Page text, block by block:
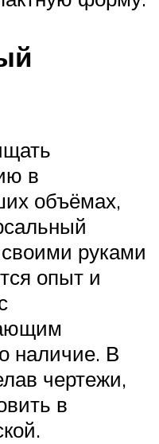
в
объёмах,
руками
опыт и
наличие. В
чертежи,
в